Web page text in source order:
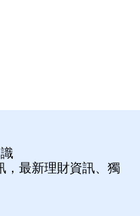
最新理財資訊、獨